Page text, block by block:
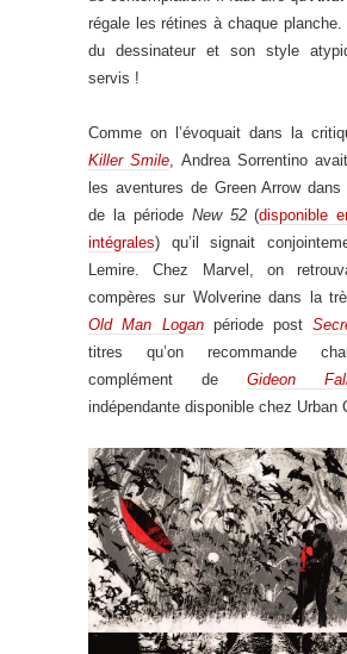
régale les rétines à chaque planche.
du dessinateur et son style
servis !
Comme on l’évoquait dans la
Killer Smile, Andrea Sorrentino
les aventures de Green Arrow dans
de la période New 52(disponible
intégrales) qu’il signait
Lemire. Chez Marvel, on
compères sur Wolverine dans la
Old Man Loganpériode post
titres qu’on recommande
complément de Gideon
indépendante disponible chez Urban